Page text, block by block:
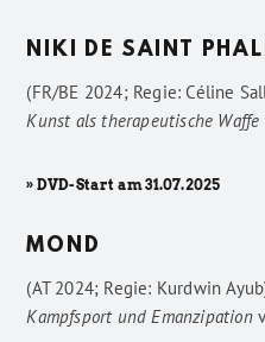
NIKI DE SAINT
(FR/BE 2024; Regie: Céline
Kunst als therapeutische Waffe
» DVD-Start am 31.07.2025
MOND
(AT 2024; Regie: Kurdwin
Kampfsport und Emanzipation